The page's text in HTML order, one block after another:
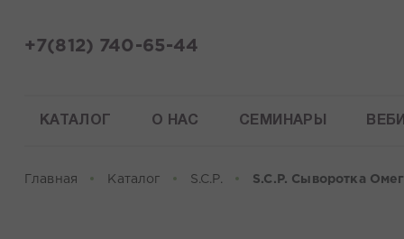
+7(812) 740-65-44
КАТАЛОГ О НАС СЕМИНАРЫ
Главная Каталог S.C.P. S.C.P. Сыворотка